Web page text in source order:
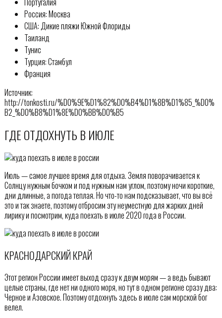
Россия: Москва
США: Дикие пляжи Южной Флориды
Таиланд
Тунис
Турция: Стамбул
Франция
Источник:
http://tonkosti.ru/%D0%9E%D1%82%D0%B4%D1%8B%D1%85_%D0%
B2_%D0%B8%D1%8E%D0%BB%D0%B5
ГДЕ ОТДОХНУТЬ В ИЮЛЕ
Июль — самое лучшее время для отдыха. Земля поворачивается к
Солнцу нужным бочком и под нужным нам углом, поэтому ночи короткие,
дни длинные, а погода теплая. Но что-то нам подсказывает, что вы всё
это и так знаете, поэтому отбросим эту неуместную для жарких дней
лирику и посмотрим, куда поехать в июле 2020 года в России.
КРАСНОДАРСКИЙ КРАЙ
Этот регион России имеет выход сразу к двум морям — а ведь бывают
целые страны, где нет ни одного моря, но тут в одном регионе сразу два:
Черное и Азовское. Поэтому отдохнуть здесь в июле сам морской бог
велел.